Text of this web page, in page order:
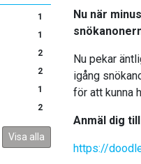
1
1
2
2
1
2
Visa alla
Nu när
Nu pekar
igång
för att kunna
Anmäl dig
https://